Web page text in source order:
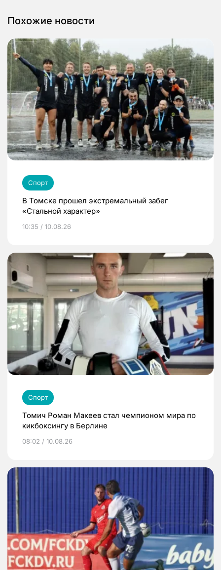
Похожие новости
Спорт
В Томске прошел экстремальный забег
«Стальной характер»
10:35 / 10.08.26
Спорт
Томич Роман Макеев стал чемпионом мира по
кикбоксингу в Берлине
08:02 / 10.08.26